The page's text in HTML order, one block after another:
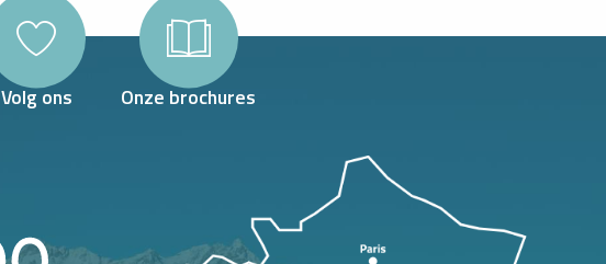
Volg ons Onze brochures